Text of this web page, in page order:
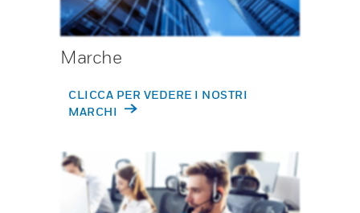
Marche
CLICCA PER VEDERE I NOSTRI
MARCHI